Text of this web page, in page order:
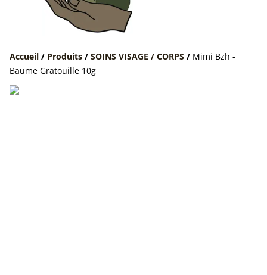
Accueil / Produits / SOINS VISAGE / CORPS / Mimi Bzh -
Baume Gratouille 10g